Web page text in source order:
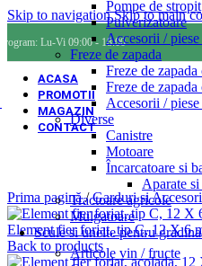
Skip to navigationSkip to main
Lu-Vi 09:00 - 18:00
ACASA
PROMOTII
MAGAZIN
CONTACT
Pompe de stropit
Pulverizatoare
Accesorii /
Freze de zapada
Freze de
Freze de
Accesorii /
Diverse
Canistre
Motoare
Încarcatoare si
Aparate
Tractoare agricole
Mulgatoare
Scule si unelte pentru
Articole vin / fructe
Prima pagină/ Garduri si
Element fier forjat, tip C, 12 X 6
Back to products